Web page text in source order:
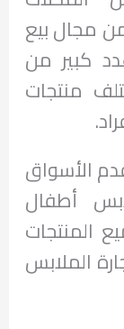
مجال بيع
كبير من
منتجات
الأسواق
أطفال
المنتجات
الملابس